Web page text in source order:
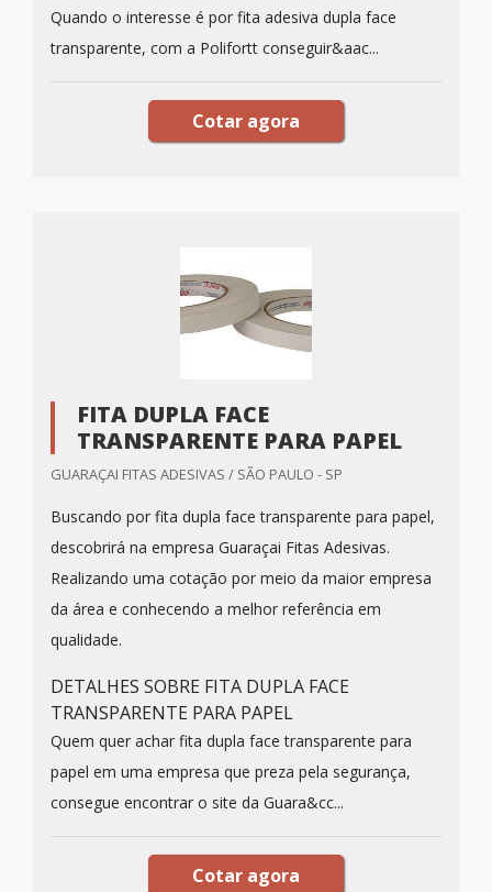
Quando o interesse é por fita adesiva dupla face
transparente, com a Polifortt conseguir&aac...
Cotar agora
FITA DUPLA FACE
TRANSPARENTE PARA PAPEL
GUARAÇAI FITAS ADESIVAS / SÃO PAULO - SP
Buscando por fita dupla face transparente para papel,
descobrirá na empresa Guaraçai Fitas Adesivas.
Realizando uma cotação por meio da maior empresa
da área e conhecendo a melhor referência em
qualidade.
DETALHES SOBRE FITA DUPLA FACE
TRANSPARENTE PARA PAPEL
Quem quer achar fita dupla face transparente para
papel em uma empresa que preza pela segurança,
consegue encontrar o site da Guara&cc...
Cotar agora